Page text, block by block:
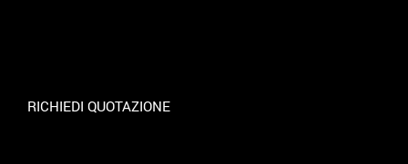
RICHIEDI QUOTAZIONE